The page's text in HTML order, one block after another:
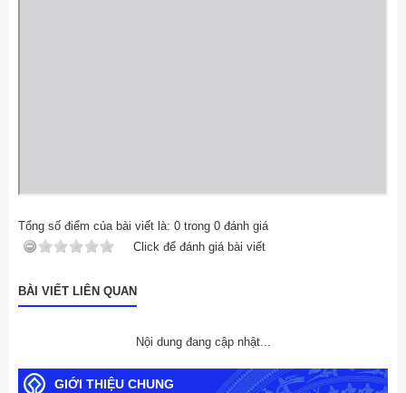
Tổng số điểm của bài viết là: 0 trong 0 đánh giá
Click để đánh giá bài viết
BÀI VIẾT LIÊN QUAN
Nội dung đang cập nhật...
GIỚI THIỆU CHUNG